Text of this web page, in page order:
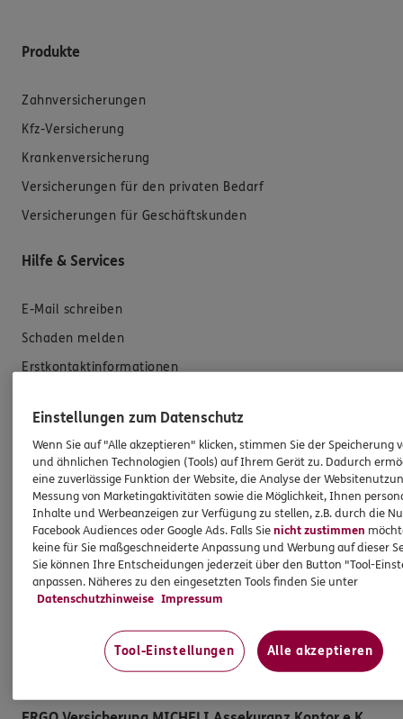
Produkte
Zahnversicherungen
Kfz-Versicherung
Krankenversicherung
Versicherungen für den privaten Bedarf
Versicherungen für Geschäftskunden
Hilfe & Services
E-Mail schreiben
Schaden melden
Erstkontaktinformationen
Datenverarbeitung
Das könnte Sie auch interessieren
Unsere Agentur
Referenzen
Standorte
Sponsoring
Kooperationspartner
Einstellungen zum Datenschutz
Wenn Sie auf "Alle akzeptieren" klicken, stimmen Sie der Speicherung
und ähnlichen Technologien (Tools) auf Ihrem Gerät zu. Dadurch
eine zuverlässige Funktion der Website, die Analyse der
Messung von Marketingaktivitäten sowie die Möglichkeit, Ihnen
Inhalte und Werbeanzeigen zur Verfügung zu stellen, z.B. durch die
Facebook Audiences oder Google Ads. Falls Sienicht zustimmen
keine für Sie maßgeschneiderte Anpassung und Werbung auf dieser
Sie können Ihre Entscheidungen jederzeit über den Button "Tool-
anpassen. Näheres zu den eingesetzten Tools finden Sie unter
Datenschutzhinweise Impressum
Tool-Einstellungen Alle akzeptieren